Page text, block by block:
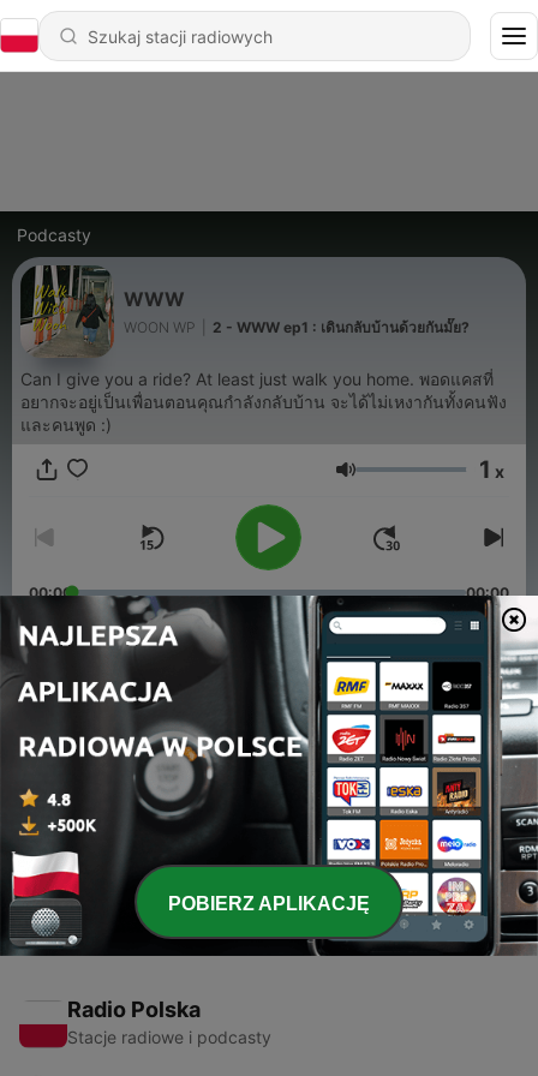
Podcasty
WWW
WOON WP 2 - WWW ep1 : เดินกลับบ้านด้วยกันมั๊ย?
Can I give you a ride? At least just walk you home. พอดแคสที่
อยากจะอยู่เป็นเพื่อนตอนคุณกำลังกลับบ้าน จะได้ไม่เหงากันทั้งคนฟัง
และคนพูด :)
Głośność 1 x
00:00 00:00
Odcinki
2 - WWW ep1 : เดินกลับบ้านด้วยกันมั๊ย?
1 - WWW ep.2 : เรื่องที่อิน
05 mar 2020
Radio Polska
Stacje radiowe i podcasty
POBIERZ APLIKACJĘ